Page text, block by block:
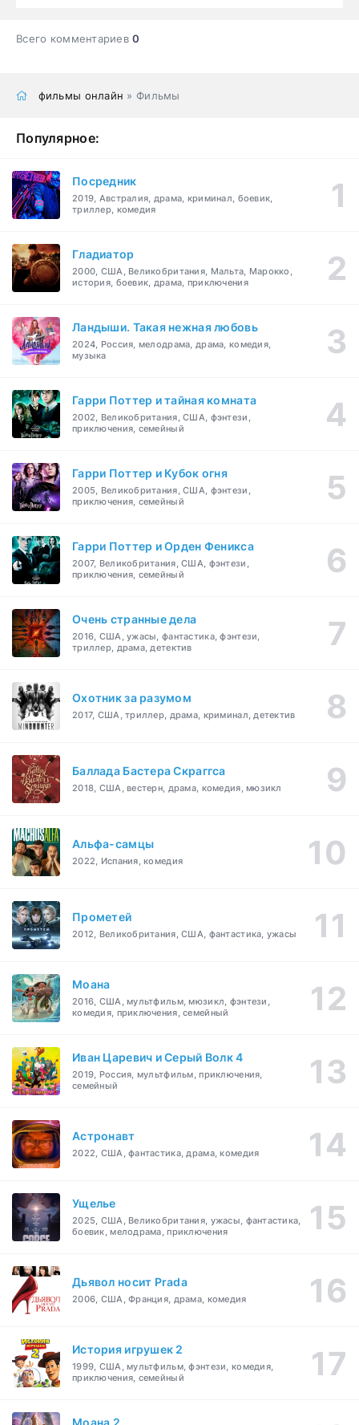
Всего комментариев0
фильмы онлайн » Фильмы
Популярное:
Посредник
2019, Австралия, драма, криминал, боевик,
триллер, комедия
Гладиатор
2000, США, Великобритания, Мальта, Марокко,
история, боевик, драма, приключения
Ландыши. Такая нежная любовь
2024, Россия, мелодрама, драма, комедия,
музыка
Гарри Поттер и тайная комната
2002, Великобритания, США, фэнтези,
приключения, семейный
Гарри Поттер и Кубок огня
2005, Великобритания, США, фэнтези,
приключения, семейный
Гарри Поттер и Орден Феникса
2007, Великобритания, США, фэнтези,
приключения, семейный
Очень странные дела
2016, США, ужасы, фантастика, фэнтези,
триллер, драма, детектив
Охотник за разумом
2017, США, триллер, драма, криминал, детектив
Баллада Бастера Скраггса
2018, США, вестерн, драма, комедия, мюзикл
Альфа-самцы
2022, Испания, комедия
Прометей
2012, Великобритания, США, фантастика, ужасы
Моана
2016, США, мультфильм, мюзикл, фэнтези,
комедия, приключения, семейный
Иван Царевич и Серый Волк 4
2019, Россия, мультфильм, приключения,
семейный
Астронавт
2022, США, фантастика, драма, комедия
Ущелье
2025, США, Великобритания, ужасы, фантастика,
боевик, мелодрама, приключения
Дьявол носит Prada
2006, США, Франция, драма, комедия
История игрушек 2
1999, США, мультфильм, фэнтези, комедия,
приключения, семейный